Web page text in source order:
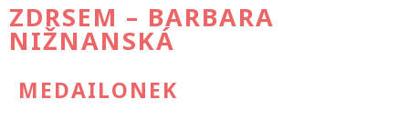
ZDRSEM – BARBARA
NIŽNANSKÁ
MEDAILONEK